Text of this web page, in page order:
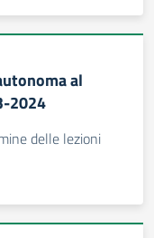
al
2024
delle lezioni